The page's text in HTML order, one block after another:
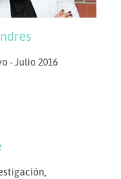
- Julio 2016